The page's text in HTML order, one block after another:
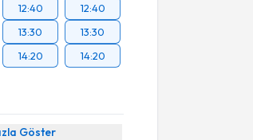
12:40
13:30
14:20
12:40
13:30
14:20
Göster